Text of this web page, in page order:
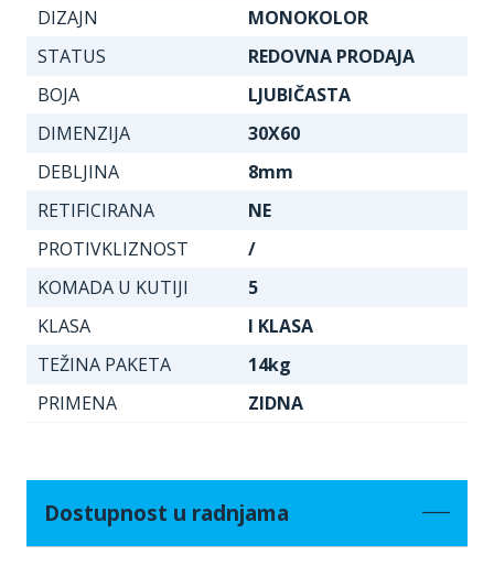
DIZAJN
MONOKOLOR
STATUS
REDOVNA PRODAJA
BOJA
LJUBIČASTA
DIMENZIJA
30X60
DEBLJINA
8mm
RETIFICIRANA
NE
PROTIVKLIZNOST
/
KOMADA U KUTIJI
5
KLASA
I KLASA
TEŽINA PAKETA
14kg
PRIMENA
ZIDNA
Dostupnost u radnjama